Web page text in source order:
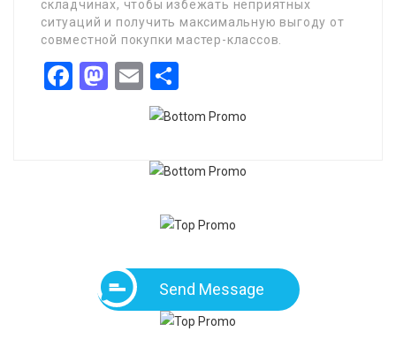
складчинах, чтобы избежать неприятных
ситуаций и получить максимальную выгоду от
совместной покупки мастер-классов.
Facebook
Mastodon
Email
Send Message